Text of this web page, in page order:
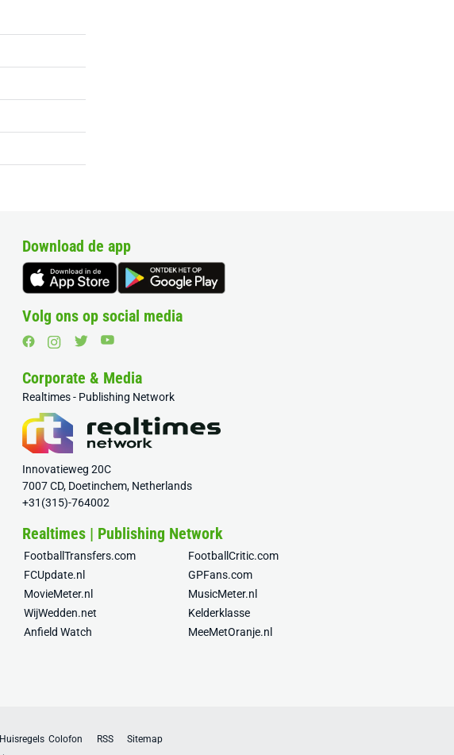
Download de app
Volg ons op social media
Corporate & Media
Realtimes - Publishing Network
Innovatieweg 20C
7007 CD, Doetinchem, Netherlands
+31(315)-764002
Realtimes | Publishing Network
FootballTransfers.com
FootballCritic.com
FCUpdate.nl
GPFans.com
MovieMeter.nl
MusicMeter.nl
WijWedden.net
Kelderklasse
Anfield Watch
MeeMetOranje.nl
Huisregels Colofon RSS
Sitemap